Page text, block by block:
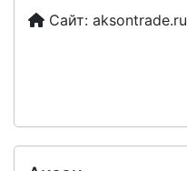
Сайт: aksontrade.ru